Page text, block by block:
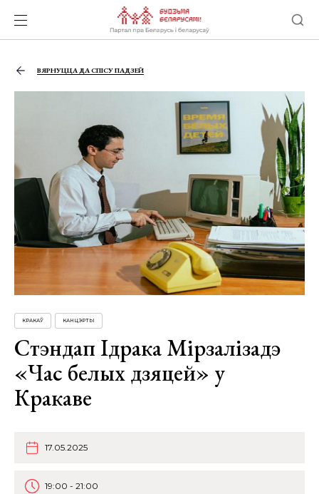
ВЯРНУЦЦА ДА СПІСУ ПАДЗЕЙ
КРАКАЎ КАНЦЭРТЫ
Стэндап Ідрака Мірзалізадэ
«Час белых дзяцей» у
Кракаве
17.05.2025
19:00 - 21:00